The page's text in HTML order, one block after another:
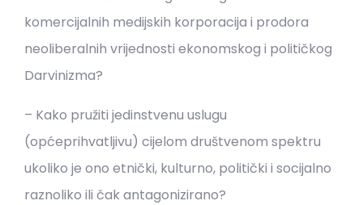
komercijalnih medijskih korporacija i prodora
neoliberalnih vrijednosti ekonomskog i političkog
Darvinizma?
– Kako pružiti jedinstvenu uslugu
(općeprihvatljivu) cijelom društvenom spektru
ukoliko je ono etnički, kulturno, politički i socijalno
raznoliko ili čak antagonizirano?